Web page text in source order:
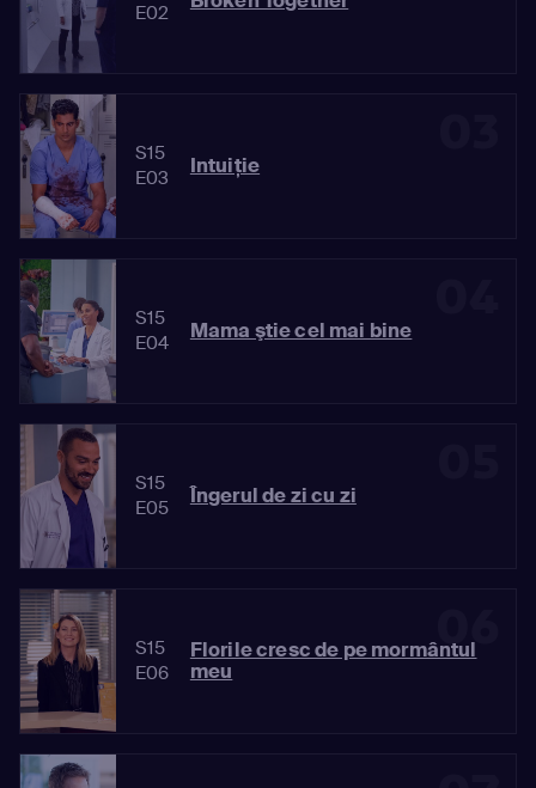
E02
S15
E03
Intuiţie
S15
E04
Mama ştie cel mai bine
S15
E05
Îngerul de zi cu zi
06
S15
E06
Florile cresc de pe mormântul
meu